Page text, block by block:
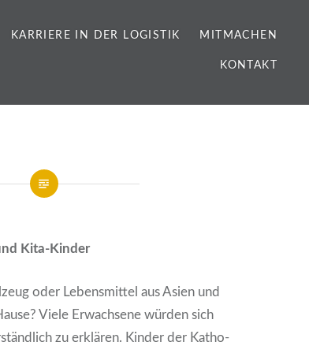
KAR­RIE­RE IN DER LOGIS­TIK MIT­MA­CHEN
KON­TAKT
Kita-Kin­der
oder Lebens­mit­tel aus Asi­en und
Vie­le Erwach­se­ne wür­den sich
zu erklä­ren. Kin­der der Katho­